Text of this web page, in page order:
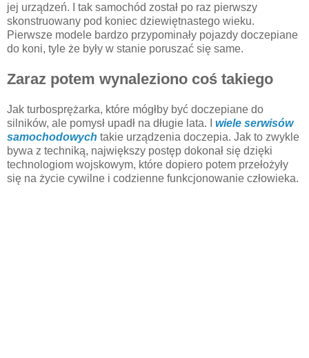
jej urządzeń. I tak samochód został po raz pierwszy
skonstruowany pod koniec dziewiętnastego wieku.
Pierwsze modele bardzo przypominały pojazdy doczepiane
do koni, tyle że były w stanie poruszać się same.
Zaraz potem wynaleziono coś takiego
Jak turbosprężarka, które mógłby być doczepiane do
silników, ale pomysł upadł na długie lata. I
wiele serwisów
samochodowych takie urządzenia doczepia. Jak to zwykle
bywa z techniką, największy postęp dokonał się dzięki
technologiom wojskowym, które dopiero potem przełożyły
się na życie cywilne i codzienne funkcjonowanie człowieka.